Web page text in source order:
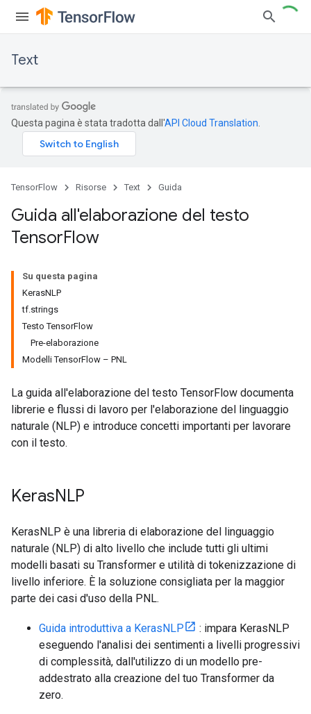
Text
Questa pagina è stata tradotta dall'API Cloud Translation
TensorFlow Risorse Text Guida
Guida all'elaborazione del testo
TensorFlow
Su questa pagina
KerasNLP
tf.strings
Testo TensorFlow
Pre-elaborazione
Modelli TensorFlow – PNL
La guida all'elaborazione del testo TensorFlow documenta
librerie e flussi di lavoro per l'elaborazione del linguaggio
naturale (NLP) e introduce concetti importanti per lavorare
con il testo.
KerasNLP
KerasNLP è una libreria di elaborazione del linguaggio
naturale (NLP) di alto livello che include tutti gli ultimi
modelli basati su Transformer e utilità di tokenizzazione di
livello inferiore. È la soluzione consigliata per la maggior
parte dei casi d'uso della PNL.
Guida introduttiva a KerasNLP
: impara KerasNLP
eseguendo l'analisi dei sentimenti a livelli progressivi
di complessità, dall'utilizzo di un modello pre-
addestrato alla creazione del tuo Transformer da
zero.